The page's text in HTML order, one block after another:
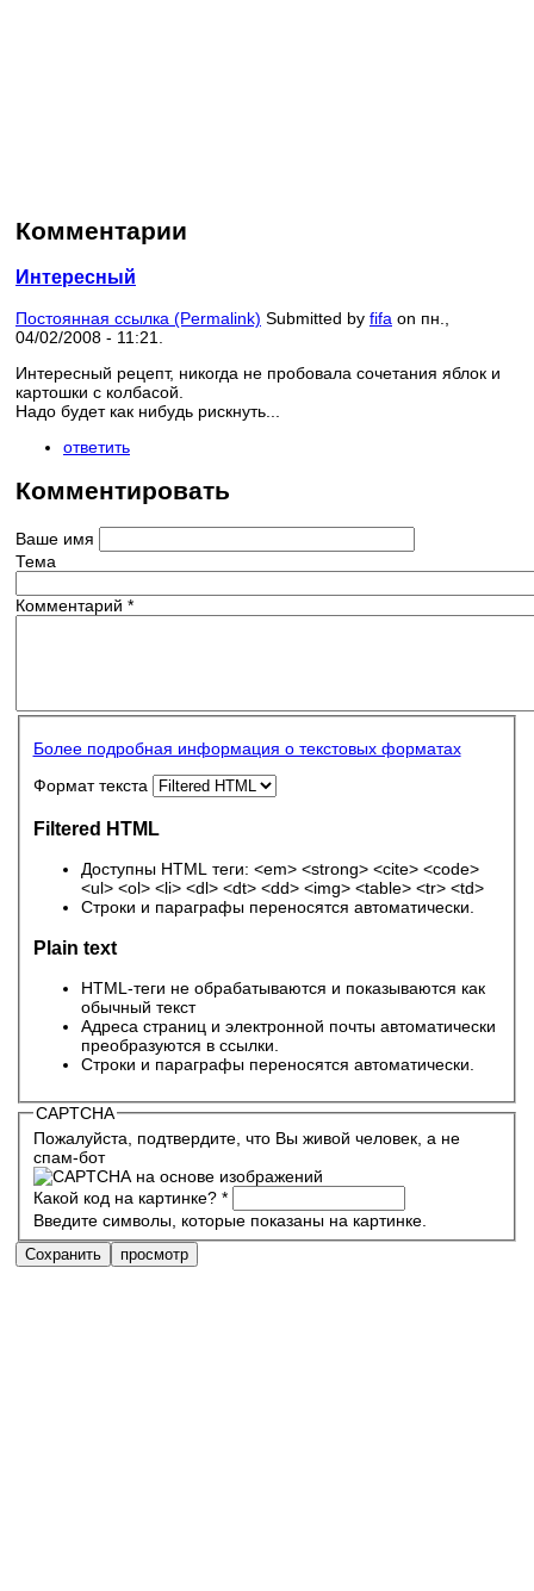
Комментарии
Интересный
Постоянная ссылка (Permalink) Submitted by fifa on пн.,
04/02/2008 - 11:21.
Интересный рецепт, никогда не пробовала сочетания яблок и
картошки с колбасой.
Надо будет как нибудь рискнуть...
ответить
Комментировать
Ваше имя
Тема
Комментарий *
Более подробная информация о текстовых форматах
Формат текста
Filtered HTML
Доступны HTML теги: <em> <strong> <cite> <code>
<ul> <ol> <li> <dl> <dt> <dd> <img> <table> <tr> <td>
Строки и параграфы переносятся автоматически.
Plain text
HTML-теги не обрабатываются и показываются как
обычный текст
Адреса страниц и электронной почты автоматически
преобразуются в ссылки.
Строки и параграфы переносятся автоматически.
CAPTCHA
Пожалуйста, подтвердите, что Вы живой человек, а не
спам-бот
Какой код на картинке? *
Введите символы, которые показаны на картинке.